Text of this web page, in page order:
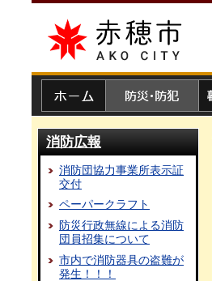
赤穂市
消防広報
消防団協力事業所表示証
交付
ペーパークラフト
防災行政無線による消防
団員招集について
市内で消防器具の盗難が
発生！！！